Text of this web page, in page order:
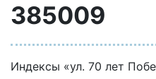
385009
Индексы «ул. 70 лет